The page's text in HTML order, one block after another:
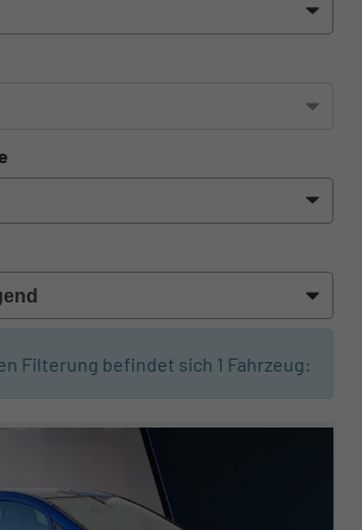
Filterung befindet sich 1 Fahrzeug: